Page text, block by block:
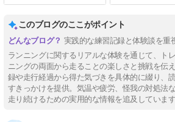
このブログのここがポイント
実践的な練習記録と体験談を重
ランニングに関するリアルな体験を通じて、ト
ニングの両面から走ることの楽しさと挑戦を伝
録や走行経過から得た気づきを具体的に綴り、
すきっかけを提供。気温や疲労、怪我の対処法
走り続けるための実用的な情報を追及しています